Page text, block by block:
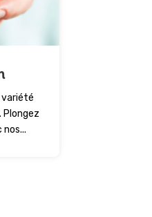
variété
Plongez